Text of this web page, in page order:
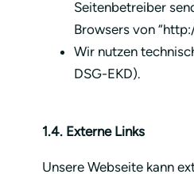
Seitenbetreiber
Browsers von
Wir nutzen
DSG-EKD).
1.4. Externe Links
Unsere Webseite kann